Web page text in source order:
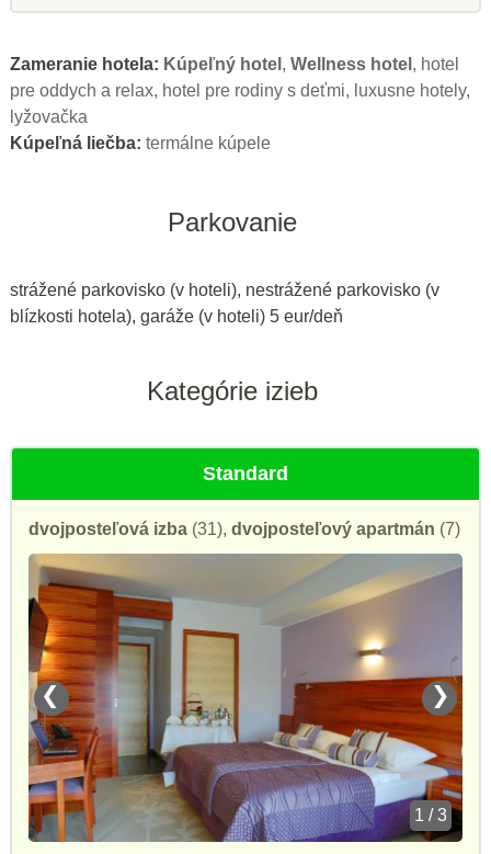
Zameranie hotela: Kúpeľný hotel , Wellness hotel , hotel
pre oddych a relax, hotel pre rodiny s deťmi, luxusne hotely,
lyžovačka
Kúpeľná liečba: termálne kúpele
Parkovanie
strážené parkovisko (v hoteli), nestrážené parkovisko (v
blízkosti hotela), garáže (v hoteli) 5 eur/deň
Kategórie izieb
Standard
dvojposteľová izba (31), dvojposteľový apartmán (7)
❮ ❯
1 / 3